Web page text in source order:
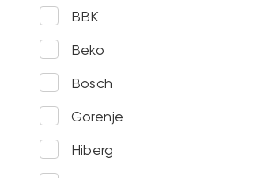
BBK
Beko
Bosch
Gorenje
Hiberg